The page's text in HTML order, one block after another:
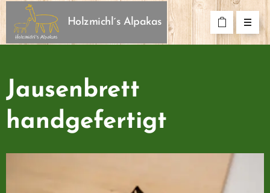
Holzmichl´s Alpakas
Jausenbrett
handgefertigt